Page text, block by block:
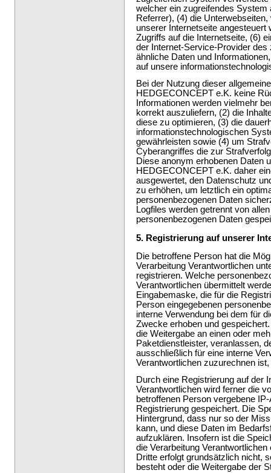
welcher ein zugreifendes System
Referrer), (4) die
unserer Internetseite
Zugriffs auf die Internetseite, (6)
der Internet-Service-Provider
ähnliche Daten und
auf unsere
Bei der Nutzung dieser
HEDGECONCEPT e.K. keine
Informationen werden vielmehr
korrekt auszuliefern, (2) die
diese zu optimieren, (3) die
informationstechnologischen
gewährleisten sowie (4) um
Cyberangriffes die zur
Diese anonym erhobenen Daten
HEDGECONCEPT e.K. daher
ausgewertet, den Datenschutz
zu erhöhen, um letztlich ein
personenbezogenen Daten
Logfiles werden getrennt von
personenbezogenen Daten
5. Registrierung auf unserer
Die betroffene Person hat die
Verarbeitung Verantwortlichen
registrieren. Welche
Verantwortlichen übermittelt
Eingabemaske, die für die
Person eingegebenen
interne Verwendung bei dem für
Zwecke erhoben und
die Weitergabe an einen oder
Paketdienstleister, veranlassen,
ausschließlich für eine interne
Verantwortlichen zuzurechnen
Durch eine Registrierung auf der
Verantwortlichen wird ferner die
betroffenen Person vergebene
Registrierung gespeichert. Die
Hintergrund, dass nur so der
kann, und diese Daten im
aufzuklären. Insofern ist die
die Verarbeitung
Dritte erfolgt grundsätzlich nicht,
besteht oder die Weitergabe der